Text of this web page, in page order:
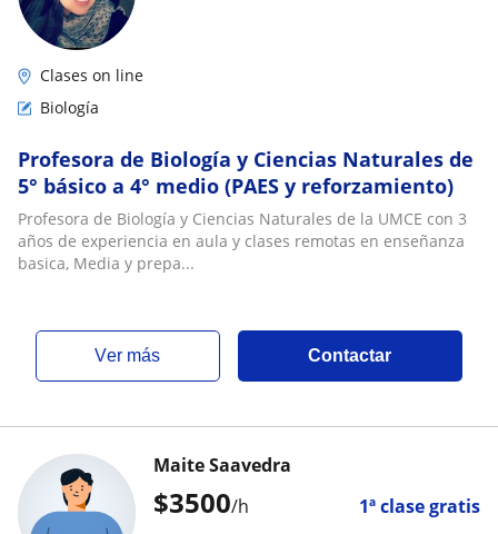
Clases on line
Biología
Profesora de Biología y Ciencias Naturales de
5° básico a 4° medio (PAES y reforzamiento)
Profesora de Biología y Ciencias Naturales de la UMCE con 3
años de experiencia en aula y clases remotas en enseñanza
basica, Media y prepa...
ver más Contactar
$3500/h 1ª clase gratis
Maite Saavedra